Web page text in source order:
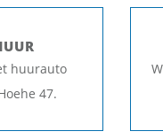
huurauto
47.